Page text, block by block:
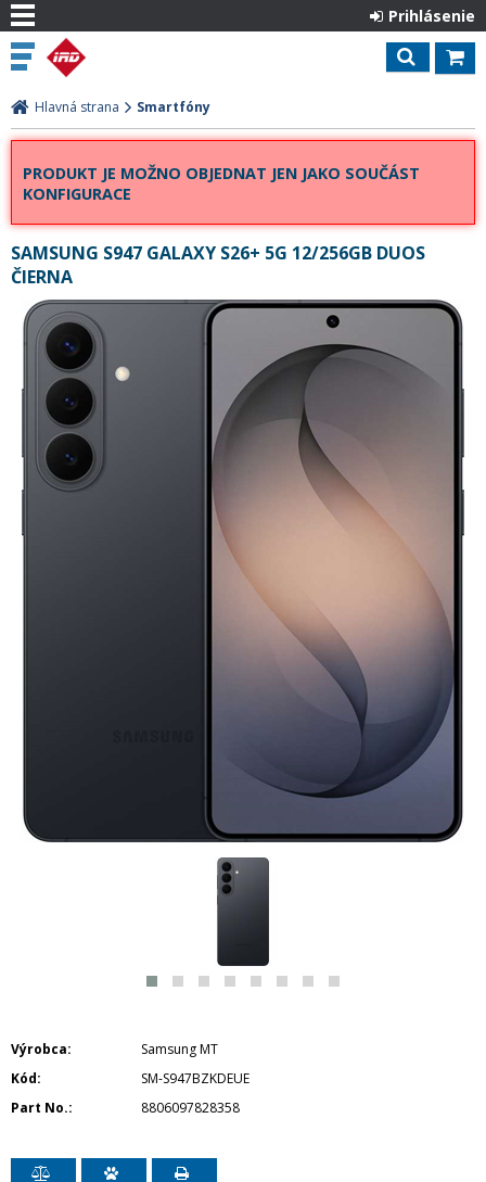
Prihlásenie
Hlavná strana Smartfóny
PRODUKT JE MOŽNO OBJEDNAT JEN JAKO SOUČÁST
KONFIGURACE
SAMSUNG S947 GALAXY S26+ 5G 12/256GB DUOS
ČIERNA
Výrobca
Samsung MT
Kód
SM-S947BZKDEUE
Part No.
8806097828358